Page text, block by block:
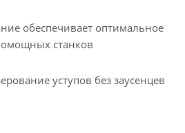
обеспечивает оптимальное
станков
уступов без заусенцев